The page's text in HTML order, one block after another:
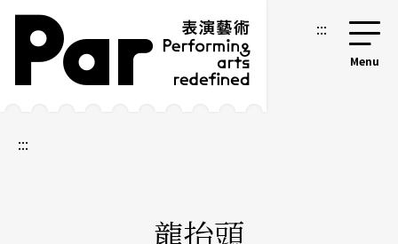
跳到主要內容區塊
網站導覽 :::
:::
龍抬頭